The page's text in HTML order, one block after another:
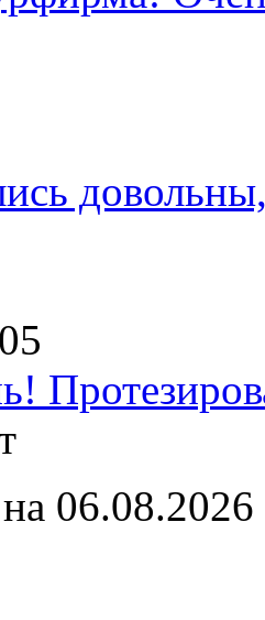
06.08.2026